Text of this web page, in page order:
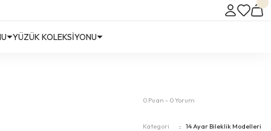
YÜZÜK KOLEKSİYONU
0 Puan - 0 Yorum
Kategori 14 Ayar Bileklik Modelleri